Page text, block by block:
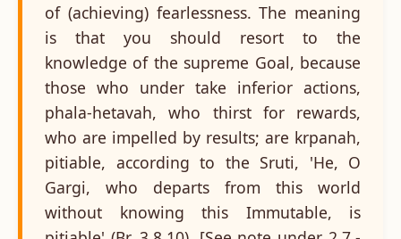
of (achieving) fearlessness. The meaning
is that you should resort to the
knowledge of the supreme Goal, because
those who under take inferior actions,
phala-hetavah, who thirst for rewards,
who are impelled by results; are krpanah,
pitiable, according to the Sruti, 'He, O
Gargi, who departs from this world
without knowing this Immutable, is